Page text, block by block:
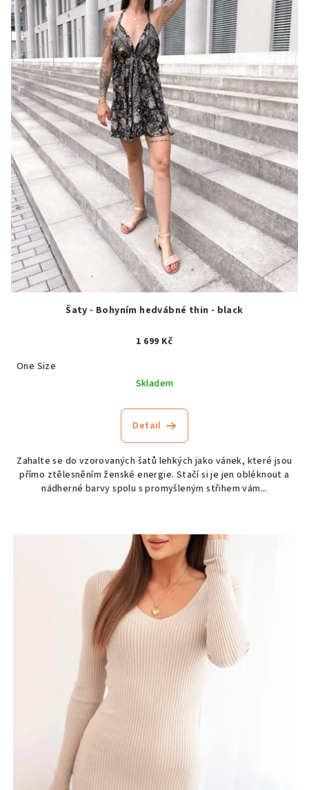
Šaty - Bohyním hedvábné thin - black
1 699 Kč
One Size
Skladem
Detail
Zahalte se do vzorovaných šatů lehkých jako vánek, které jsou
přímo ztělesněním ženské energie. Stačí si je jen obléknout a
nádherné barvy spolu s promyšleným střihem vám...